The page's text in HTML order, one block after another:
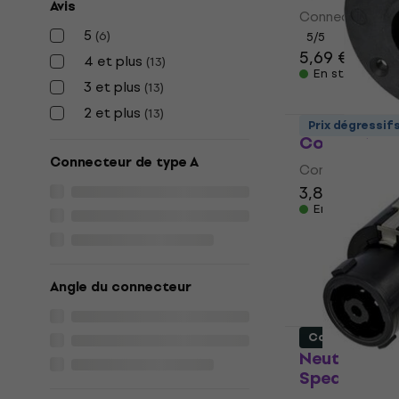
Avis
5 (6)
4 et plus (13)
3 et plus (13)
2 et plus (13)
Connecteur de type A
Angle du connecteur
Connecteur
5/5
5,69 €
En stock
Neutrik
Connecteur
3,88 €
En stock
Prix dégressifs
Neutrik
Speakon
Comme neuf